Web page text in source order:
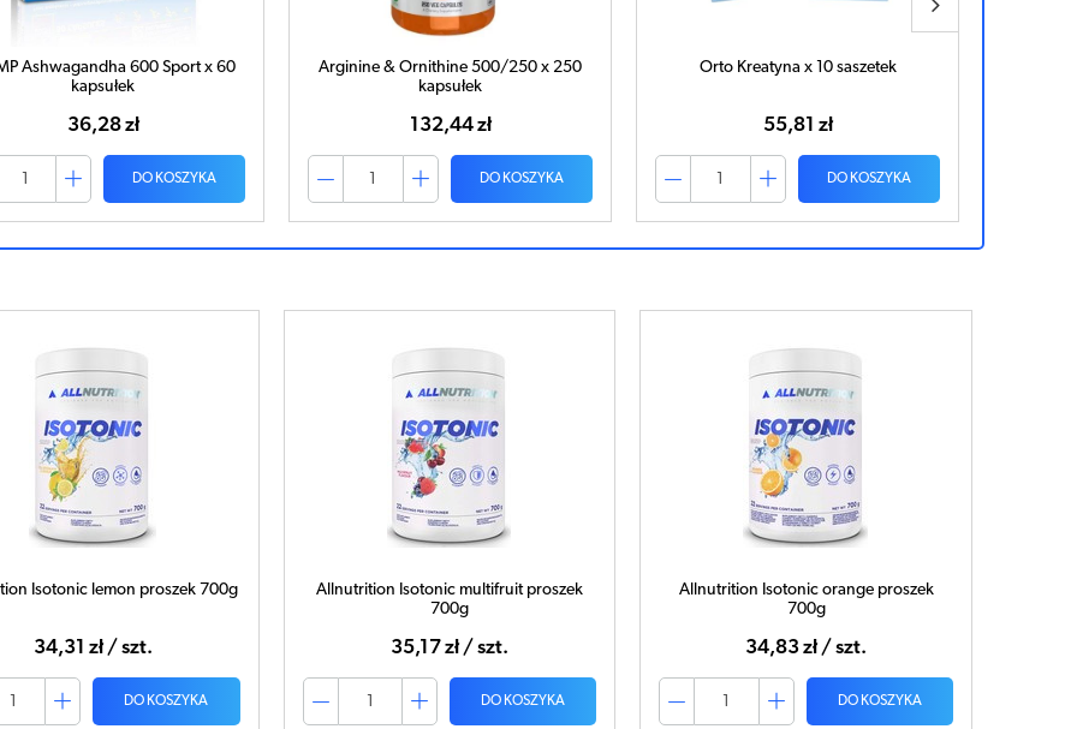
Ashwagandha 600 Sport x 60
kapsułek
36,28 zł
DO KOSZYKA
Arginine & Ornithine 500/250 x 250
kapsułek
132,44 zł
DO KOSZYKA
Orto Kreatyna x 10 saszetek
55,81 zł
DO KOSZYKA
Isotonic lemon proszek 700g
34,31 zł / szt.
DO KOSZYKA
Allnutrition Isotonic multifruit proszek
700g
35,17 zł / szt.
DO KOSZYKA
Allnutrition Isotonic orange proszek
700g
34,83 zł / szt.
DO KOSZYKA